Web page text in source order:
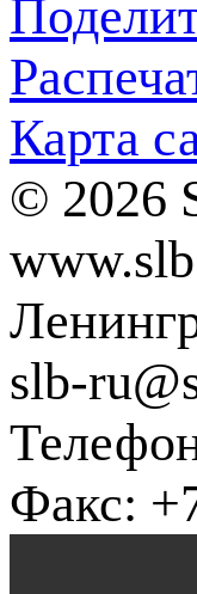
Карта
© 2026
slb-
Факс: